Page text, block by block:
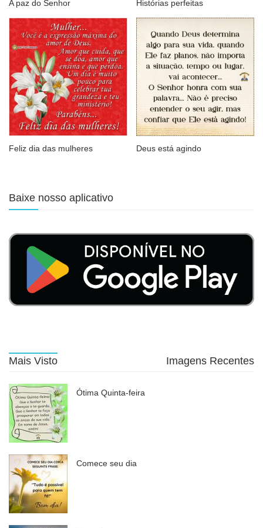
A paz do Senhor Histórias perfeitas
Feliz dia das mulheres Deus está agindo
Baixe nosso aplicativo
Mais Visto Imagens Recentes
Ótima Quinta-feira
Comece seu dia